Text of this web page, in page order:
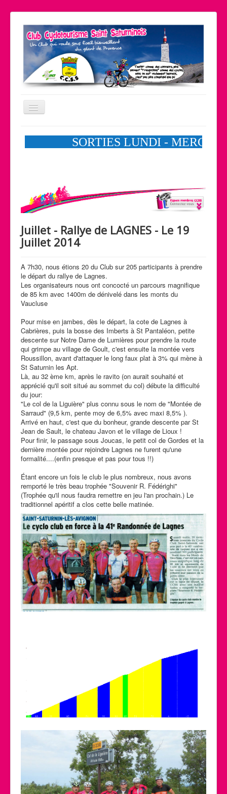
Basculer
Nos partenaires
Accueil
Calendrier des activités
Photos et Vidéos
Juillet - Rallye de LAGNES - Le 19
Juillet 2014
A 7h30, nous étions 20 du Club sur 205 participants à prendre
le départ du rallye de Lagnes.
Les organisateurs nous ont concocté un parcours magnifique
de 85 km avec 1400m de dénivelé dans les monts du
Vaucluse
Pour mise en jambes, dès le départ, la cote de Lagnes à
Cabrières, puis la bosse des Imberts à St Pantaléon, petite
descente sur Notre Dame de Lumières pour prendre la route
qui grimpe au village de Goult, c'est ensuite la montée vers
Roussillon, avant d'attaquer le long faux plat à 3% qui mène à
St Saturnin les Apt.
Là, au 32 ème km, après le ravito (on aurait souhaité et
apprécié qu'il soit situé au sommet du col) débute la difficulté
du jour:
"Le col de la Liguière" plus connu sous le nom de "Montée de
Sarraud" (9,5 km, pente moy de 6,5% avec maxi 8,5% ).
Arrivé en haut, c'est que du bonheur, grande descente par St
Jean de Sault, le chateau Javon et le village de Lioux !
Pour finir, le passage sous Joucas, le petit col de Gordes et la
dernière montée pour rejoindre Lagnes ne furent qu'une
formalité....(enfin presque et pas pour tous !!)
Étant encore un fois le club le plus nombreux, nous avons
remporté le très beau trophée "Souvenir R. Fédérighi"
(Trophée qu'il nous faudra remettre en jeu l'an prochain.) Le
traditionnel apéritif a clos cette belle matinée.